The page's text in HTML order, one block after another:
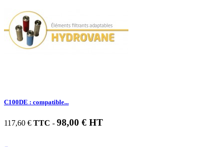
C100DE : compatible...
117,60 € TTC - 98,00 € HT